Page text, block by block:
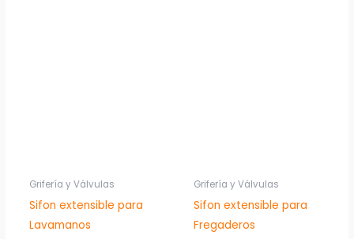
Grifería y Válvulas
Sifon extensible para
Lavamanos
Grifería y Válvulas
Sifon extensible para
Fregaderos